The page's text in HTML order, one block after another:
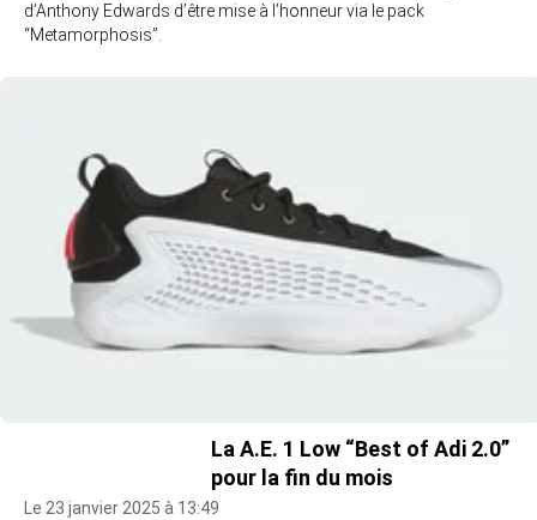
d’Anthony Edwards d’être mise à l’honneur via le pack
“Metamorphosis”.
La A.E. 1 Low “Best of Adi 2.0”
pour la fin du mois
Le 23 janvier 2025 à 13:49